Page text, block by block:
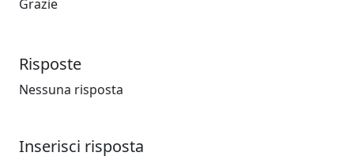
Grazie
Risposte
Nessuna risposta
Inserisci risposta